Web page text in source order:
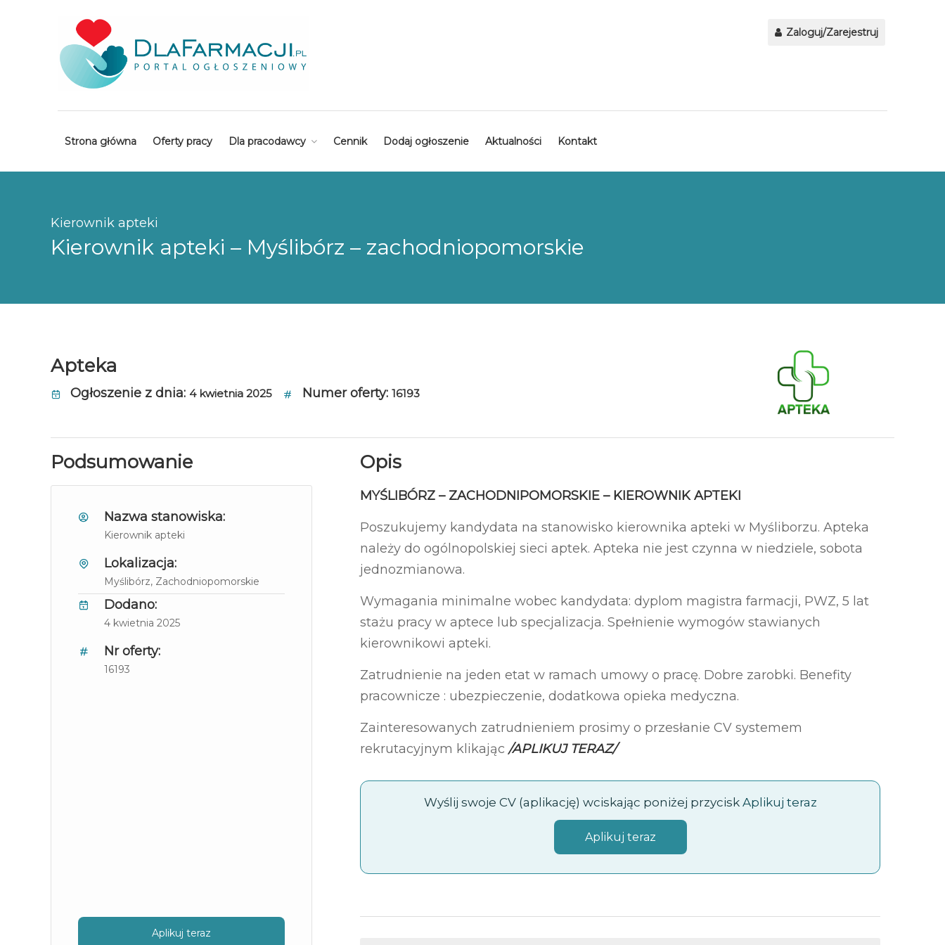
Strona główna Oferty pracy Dla pracodawcy Cennik Dodaj ogłoszenie Aktualności Kontakt
Zaloguj/Zarejestruj
Kierownik apteki
Kierownik apteki – Myślibórz – zachodniopomorskie
Apteka
Ogłoszenie z dnia: 4 kwietnia 2025 Numer oferty: 16193
Podsumowanie
Nazwa stanowiska:
Kierownik apteki
Lokalizacja:
Myślibórz, Zachodniopomorskie
Dodano:
4 kwietnia 2025
Nr oferty:
16193
Aplikuj teraz
Opis
MYŚLIBÓRZ – ZACHODNIPOMORSKIE – KIEROWNIK APTEKI
Poszukujemy kandydata na stanowisko kierownika apteki w Myśliborzu. Apteka
należy do ogólnopolskiej sieci aptek. Apteka nie jest czynna w niedziele, sobota
jednozmianowa.
Wymagania minimalne wobec kandydata: dyplom magistra farmacji, PWZ, 5 lat
stażu pracy w aptece lub specjalizacja. Spełnienie wymogów stawianych
kierownikowi apteki.
Zatrudnienie na jeden etat w ramach umowy o pracę. Dobre zarobki. Benefity
pracownicze : ubezpieczenie, dodatkowa opieka medyczna.
Zainteresowanych zatrudnieniem prosimy o przesłanie CV systemem
rekrutacyjnym klikając /APLIKUJ TERAZ/
Wyślij swoje CV (aplikację) wciskając poniżej przycisk Aplikuj teraz
Aplikuj teraz